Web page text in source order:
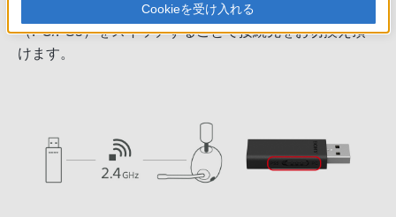
ただけます。USBトランシーバーのセレクター
（PC/PS5）をスイッチすることで接続先をお切換え頂
けます。
Cookieを受け入れる